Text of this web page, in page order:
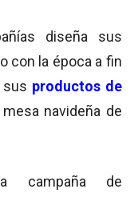
diseña sus
con la época a fin
sus productos de
navideña de
campaña de